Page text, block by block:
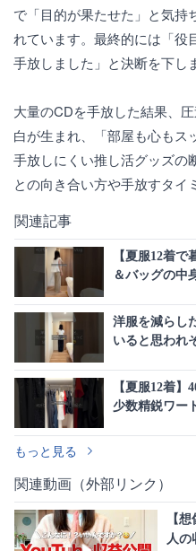
で「目的が果たせた」と気持
れています。最終的には「役
手放しました」と決断を下し
大量のCDを手放した結果、
白が生まれ、「部屋も心もス
手放しにくい推し活グッズの
との向き合い方や手放すタイ
関連記事
【夏服12着
＆バッグの中
洋服を減らし
いると思われ
【夏服12着
少数精鋭ワー
もっと見る
関連動画（外部リンク）
【
人の